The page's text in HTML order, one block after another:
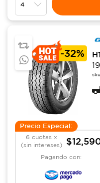
-32%
Precio Especial:
6 cuotas x
(sin intereses)
Pagando con: